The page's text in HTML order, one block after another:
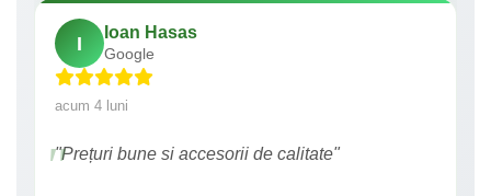
I
Ioan Hasas
Google
acum 4 luni
"Prețuri bune si accesorii de calitate"